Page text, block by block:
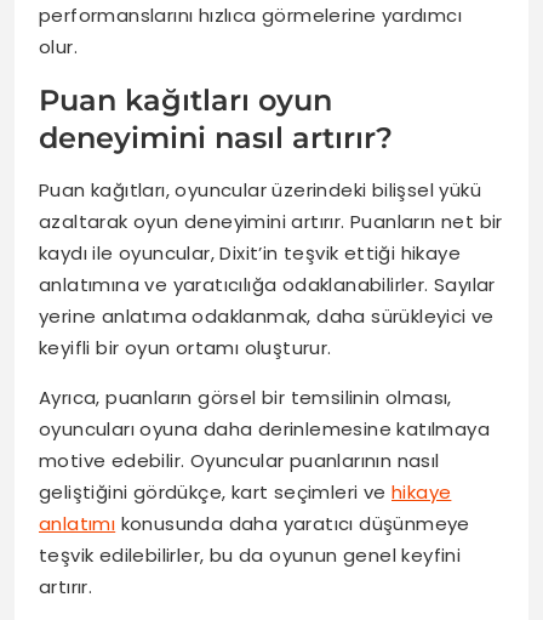
performanslarını hızlıca görmelerine yardımcı
olur.
Puan kağıtları oyun
deneyimini nasıl artırır?
Puan kağıtları, oyuncular üzerindeki bilişsel yükü
azaltarak oyun deneyimini artırır. Puanların net bir
kaydı ile oyuncular, Dixit’in teşvik ettiği hikaye
anlatımına ve yaratıcılığa odaklanabilirler. Sayılar
yerine anlatıma odaklanmak, daha sürükleyici ve
keyifli bir oyun ortamı oluşturur.
Ayrıca, puanların görsel bir temsilinin olması,
oyuncuları oyuna daha derinlemesine katılmaya
motive edebilir. Oyuncular puanlarının nasıl
geliştiğini gördükçe, kart seçimleri ve hikaye
anlatımı konusunda daha yaratıcı düşünmeye
teşvik edilebilirler, bu da oyunun genel keyfini
artırır.